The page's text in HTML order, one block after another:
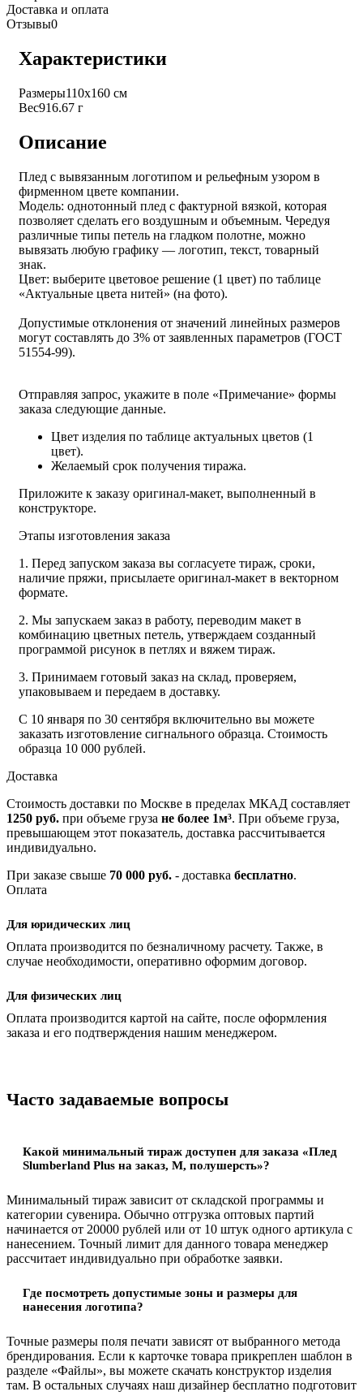
Доставка и оплата
Отзывы0
Характеристики
Размеры110х160 см
Вес916.67 г
Описание
Плед с вывязанным логотипом и рельефным узором в
фирменном цвете компании.
Модель: однотонный плед с фактурной вязкой, которая
позволяет сделать его воздушным и объемным. Чередуя
различные типы петель на гладком полотне, можно
вывязать любую графику — логотип, текст, товарный
знак.
Цвет: выберите цветовое решение (1 цвет) по таблице
«Актуальные цвета нитей» (на фото).
Допустимые отклонения от значений линейных размеров
могут составлять до 3% от заявленных параметров (ГОСТ
51554-99).
Отправляя запрос, укажите в поле «Примечание» формы
заказа следующие данные.
Цвет изделия по таблице актуальных цветов (1
цвет).
Желаемый срок получения тиража.
Приложите к заказу оригинал-макет, выполненный в
конструкторе.
Этапы изготовления заказа
1. Перед запуском заказа вы согласуете тираж, сроки,
наличие пряжи, присылаете оригинал-макет в векторном
формате.
2. Мы запускаем заказ в работу, переводим макет в
комбинацию цветных петель, утверждаем созданный
программой рисунок в петлях и вяжем тираж.
3. Принимаем готовый заказ на склад, проверяем,
упаковываем и передаем в доставку.
С 10 января по 30 сентября включительно вы можете
заказать изготовление сигнального образца. Стоимость
образца 10 000 рублей.
Доставка
Стоимость доставки по Москве в пределах МКАД составляет
1250 руб. при объеме груза не более 1м³. При объеме груза,
превышающем этот показатель, доставка рассчитывается
индивидуально.
При заказе свыше 70 000 руб. - доставка бесплатно.
Оплата
Для юридических лиц
Оплата производится по безналичному расчету. Также, в
случае необходимости, оперативно оформим договор.
Для физических лиц
Оплата производится картой на сайте, после оформления
заказа и его подтверждения нашим менеджером.
Часто задаваемые вопросы
Какой минимальный тираж доступен для заказа «Плед
Slumberland Plus на заказ, M, полушерсть»?
Минимальный тираж зависит от складской программы и
категории сувенира. Обычно отгрузка оптовых партий
начинается от 20000 рублей или от 10 штук одного артикула с
нанесением. Точный лимит для данного товара менеджер
рассчитает индивидуально при обработке заявки.
Где посмотреть допустимые зоны и размеры для
нанесения логотипа?
Точные размеры поля печати зависят от выбранного метода
брендирования. Если к карточке товара прикреплен шаблон в
разделе «Файлы», вы можете скачать конструктор изделия
там. В остальных случаях наш дизайнер бесплатно подготовит